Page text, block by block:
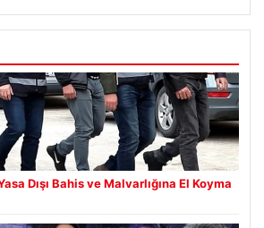
Dışı Bahis ve Malvarlığına El Koyma